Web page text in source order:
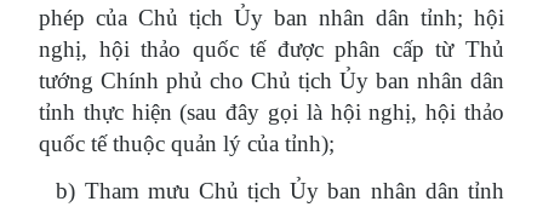
phép của Chủ tịch Ủy ban nhân dân tỉnh; hội
nghị, hội thảo quốc tế được phân cấp từ Thủ
tướng Chính phủ cho Chủ tịch Ủy ban nhân dân
tỉnh thực hiện (sau đây gọi là hội nghị, hội thảo
quốc tế thuộc quản lý của tỉnh);
b) Tham mưu Chủ tịch Ủy ban nhân dân tỉnh